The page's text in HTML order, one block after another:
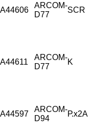
A44606
ARCOM-
D77
SCR
A44611
ARCOM-
D77
K
A44597
ARCOM-
D94
Р.х2А